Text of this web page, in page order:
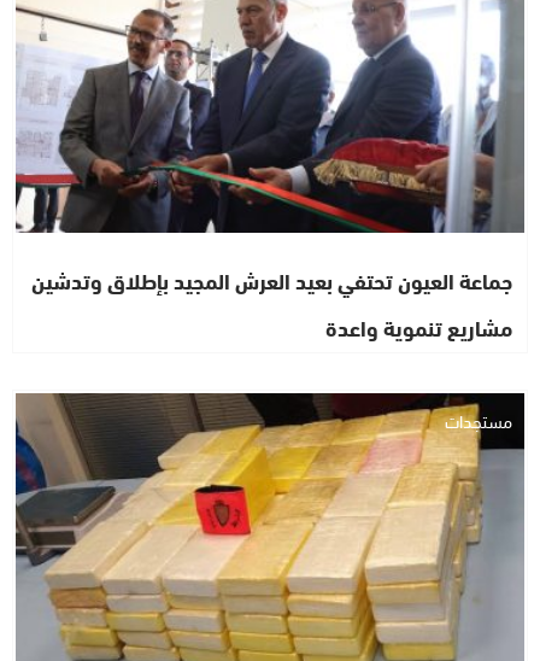
جماعة العيون تحتفي بعيد العرش المجيد بإطلاق وتدشين
مشاريع تنموية واعدة
مستجدات